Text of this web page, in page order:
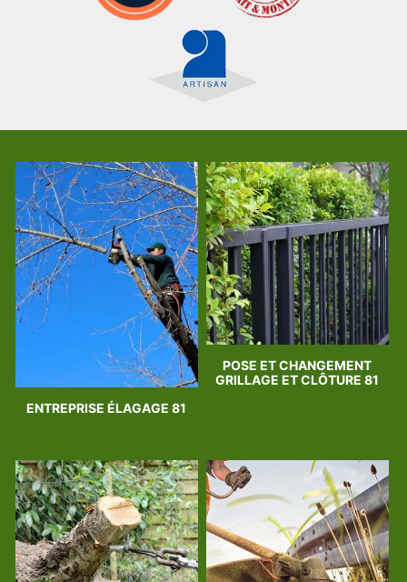
ENTREPRISE ÉLAGAGE 81
POSE ET CHANGEMENT
GRILLAGE ET CLÔTURE 81